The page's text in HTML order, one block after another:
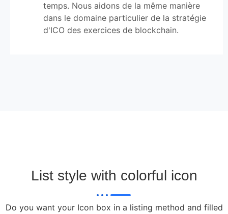
temps. Nous aidons de la même manière
dans le domaine particulier de la stratégie
d'ICO des exercices de blockchain.
List style with colorful icon
Do you want your Icon box in a listing method and filled